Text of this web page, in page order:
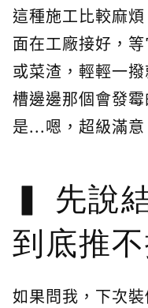
這種施工比較麻
面在工廠接好，
或菜渣，輕輕一
槽邊邊那個會發
是...嗯，超級滿
先說
到底推
如果問我，下次